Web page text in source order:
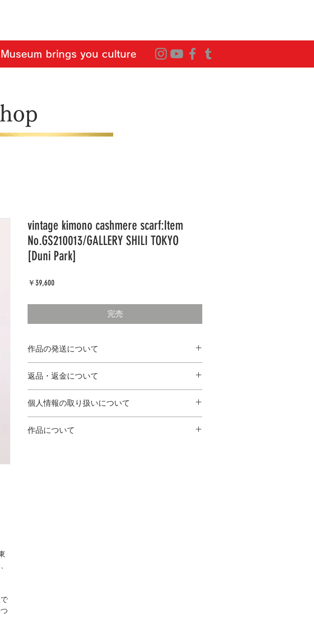
brings you culture
vintage kimono cashmere scarf:Item
No.GS210013/GALLERY SHILI TOKYO
[Duni Park]
￥39,600
完売
作品の発送について
●作品は作家さんより、直接お届けいたします。
※発送の際、配送に必要なお客様の個人情報を、作
家さんへ提供いたします。
返品・返金について
10日間以内に下記までご連絡ください。
(株)シーノ・オフィス内 てのひら美術館
TEL 092-986-0922（受付時間：月～金 10：00～
個人情報の取り扱いについて
たします。
作品について